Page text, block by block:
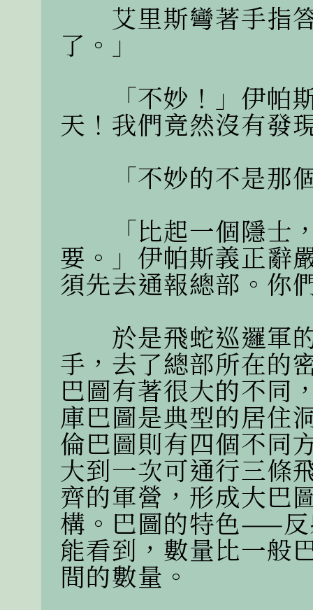
艾里斯彎著手指
了。」
「不妙！」伊帕斯
天！我們竟然沒有發
「不妙的不是那
「比起一個隱士，
要。」伊帕斯義正辭
須先去通報總部。你
於是飛蛇巡邏軍的
手，去了總部所在的
巴圖有著很大的不同
庫巴圖是典型的居住
倫巴圖則有四個不同
大到一次可通行三條
齊的軍營，形成大巴
構。巴圖的特色——
能看到，數量比一般
間的數量。